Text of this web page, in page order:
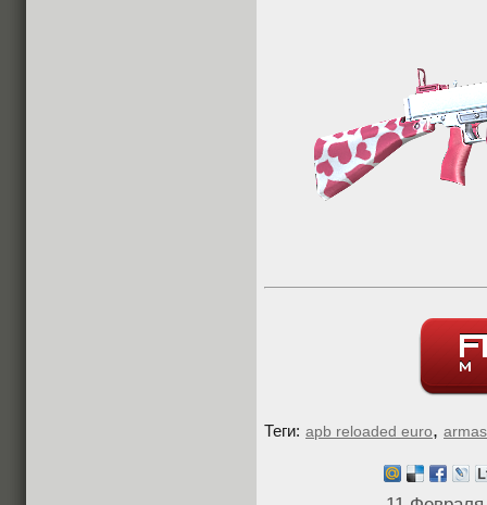
Теги: apb reloaded euro,